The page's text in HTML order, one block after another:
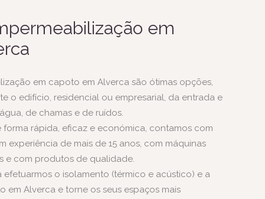
em
em capoto em Alverca são ótimas opções,
o edifício, residencial ou empresarial, da entrada e
de chamas e de ruídos.
forma rápida, eficaz e económica, contamos com
experiência de mais de 15 anos, com máquinas
e com produtos de qualidade.
efetuarmos o isolamento (térmico e acústico) e a
em Alverca e torne os seus espaços mais